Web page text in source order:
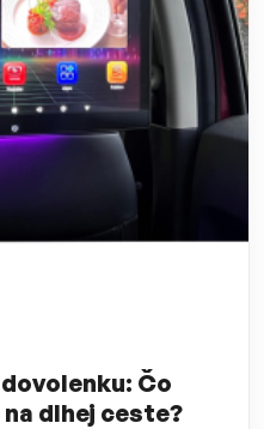
Čo
dlhej ceste?